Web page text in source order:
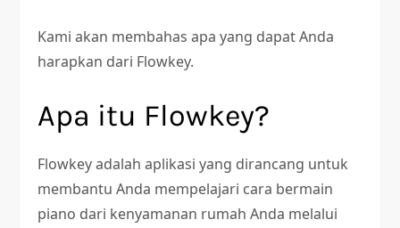
Kami akan membahas apa yang dapat Anda
harapkan dari Flowkey.
Apa itu Flowkey?
Flowkey adalah aplikasi yang dirancang untuk
membantu Anda mempelajari cara bermain
piano dari kenyamanan rumah Anda melalui